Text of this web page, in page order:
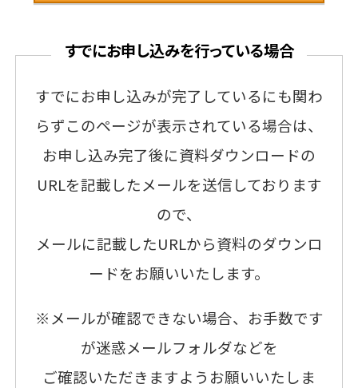
すでにお申し込みを行っている場合
すでにお申し込みが完了しているにも関わ
らずこのページが表示されている場合は、
お申し込み完了後に資料ダウンロードの
URLを記載したメールを送信しております
ので、
メールに記載したURLから資料のダウンロ
ードをお願いいたします。
※メールが確認できない場合、お手数です
が迷惑メールフォルダなどを
ご確認いただきますようお願いいたしま